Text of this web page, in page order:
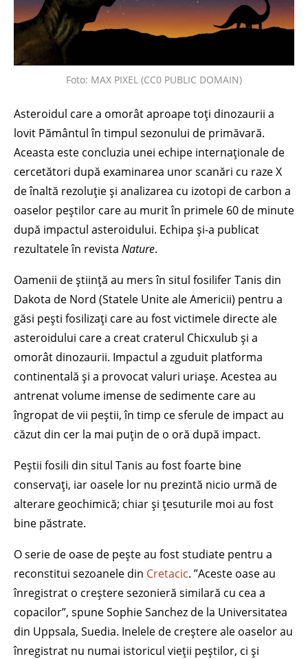
Foto: MAX PIXEL (CC0 PUBLIC DOMAIN)
Asteroidul care a omorât aproape toți dinozaurii a
lovit Pământul în timpul sezonului de primăvară.
Aceasta este concluzia unei echipe internaționale de
cercetători după examinarea unor scanări cu raze X
de înaltă rezoluție și analizarea cu izotopi de carbon a
oaselor peștilor care au murit în primele 60 de minute
după impactul asteroidului. Echipa și-a publicat
rezultatele în revista Nature.
Oamenii de știință au mers în situl fosilifer Tanis din
Dakota de Nord (Statele Unite ale Americii) pentru a
găsi pești fosilizați care au fost victimele directe ale
asteroidului care a creat craterul Chicxulub și a
omorât dinozaurii. Impactul a zguduit platforma
continentală și a provocat valuri uriașe. Acestea au
antrenat volume imense de sedimente care au
îngropat de vii peștii, în timp ce sferule de impact au
căzut din cer la mai puțin de o oră după impact.
Peștii fosili din situl Tanis au fost foarte bine
conservați, iar oasele lor nu prezintă nicio urmă de
alterare geochimică; chiar și țesuturile moi au fost
bine păstrate.
O serie de oase de pește au fost studiate pentru a
reconstitui sezoanele din Cretacic. ”Aceste oase au
înregistrat o creștere sezonieră similară cu cea a
copacilor”, spune Sophie Sanchez de la Universitatea
din Uppsala, Suedia. Inelele de creștere ale oaselor au
înregistrat nu numai istoricul vieții peștilor, ci și